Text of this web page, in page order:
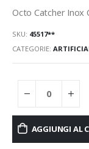
Octo Catcher Inox
SKU: 45517**
CATEGORIE:
AGGIUNGI AL